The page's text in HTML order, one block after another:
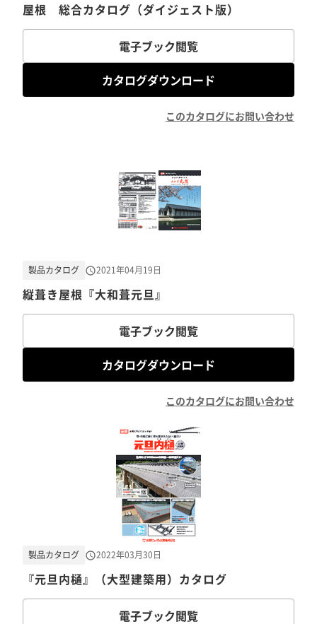
屋根 総合カタログ（ダイジェスト版）
電子ブック閲覧
カタログダウンロード
このカタログにお問い合わせ
縦葺き屋根『大和葺元旦』
製品カタログ 2021年04月19日
電子ブック閲覧
カタログダウンロード
このカタログにお問い合わせ
『元旦内樋』（大型建築用）カタログ
製品カタログ 2022年03月30日
電子ブック閲覧